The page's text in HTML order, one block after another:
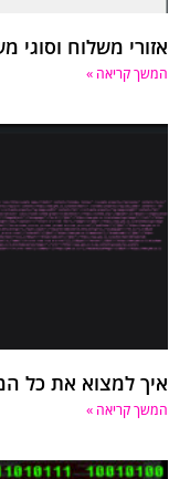
אזורי משלוח וסוגי
המשך קריאה »
איך למצוא את כל
המשך קריאה »